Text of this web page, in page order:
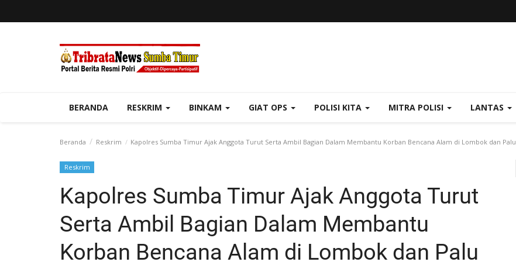
BERANDA RESKRIM BINKAM GIAT OPS POLISI KITA MITRA POLISI LANTAS
Beranda Reskrim Kapolres Sumba Timur Ajak Anggota Turut Serta Ambil Bagian Dalam Membantu Korban Bencana Alam di Lombok dan Palu
Reskrim
Kapolres Sumba Timur Ajak Anggota Turut
Serta Ambil Bagian Dalam Membantu
Korban Bencana Alam di Lombok dan Palu